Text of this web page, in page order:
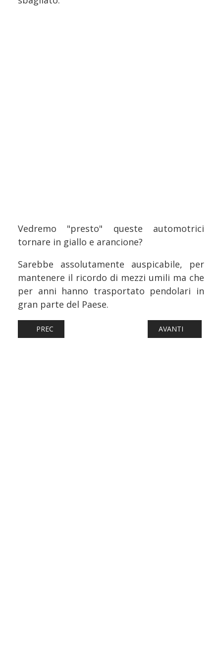
Vedremo "presto" queste automotrici
tornare in giallo e arancione?
Sarebbe assolutamente auspicabile, per
mantenere il ricordo di mezzi umili ma che
per anni hanno trasportato pendolari in
gran parte del Paese.
ARTICOLO PRECEDENTE: FERROVIE: ANCORA UNA
PREC ARTICOLO
AVANTI